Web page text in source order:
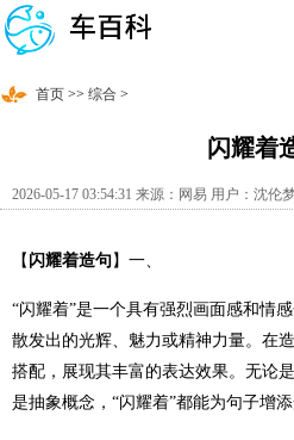
首页 >> 综合 >
闪耀着
2026-05-17 03:54:31 来源：网易 用户：沈伦
【 闪耀着造句 】一、
“闪耀着”是一个具有强烈画面感和情
散发出的光辉、魅力或精神力量。在
搭配，展现其丰富的表达效果。无论
是抽象概念，“闪耀着”都能为句子增添